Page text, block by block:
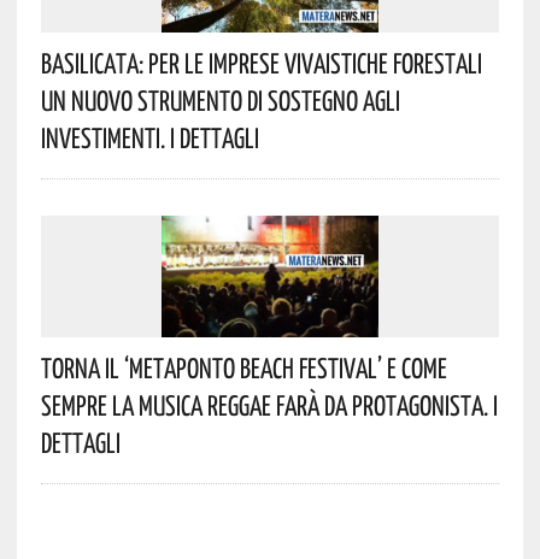
Basilicata: Per Le Imprese Vivaistiche Forestali
Un Nuovo Strumento Di Sostegno Agli
Investimenti. I Dettagli
Torna Il ‘Metaponto Beach Festival’ E Come
Sempre La Musica Reggae Farà Da Protagonista. I
Dettagli